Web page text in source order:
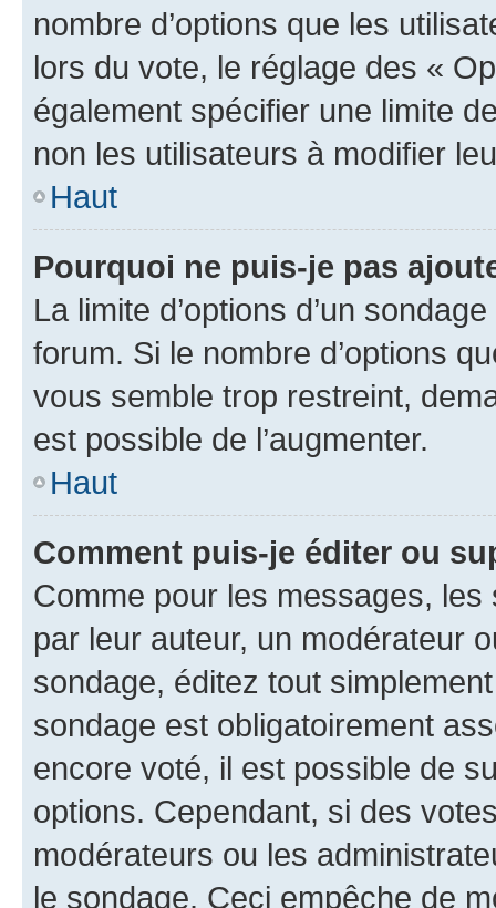
nombre d’options que les
lors du vote, le réglage des «
également spécifier une limite
non les utilisateurs à modifier
Haut
Pourquoi ne puis-je pas
La limite d’options d’un
forum. Si le nombre d’options
vous semble trop restreint,
est possible de l’augmenter.
Haut
Comment puis-je éditer ou
Comme pour les messages,
par leur auteur, un modérateur
sondage, éditez tout
sondage est obligatoirement
encore voté, il est possible de
options. Cependant, si des
modérateurs ou les
le sondage. Ceci empêche de